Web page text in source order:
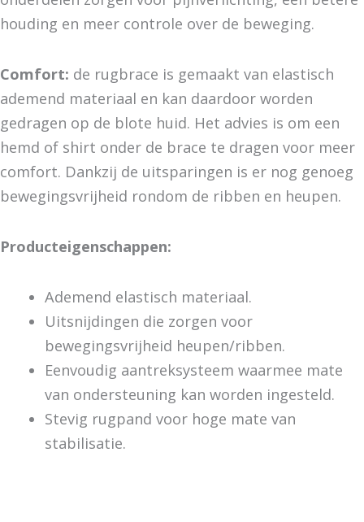
houding en meer controle over de beweging.
Comfort: de rugbrace is gemaakt van elastisch
ademend materiaal en kan daardoor worden
gedragen op de blote huid. Het advies is om een
hemd of shirt onder de brace te dragen voor meer
comfort. Dankzij de uitsparingen is er nog genoeg
bewegingsvrijheid rondom de ribben en heupen.
Producteigenschappen:
Ademend elastisch materiaal.
Uitsnijdingen die zorgen voor
bewegingsvrijheid heupen/ribben.
Eenvoudig aantreksysteem waarmee mate
van ondersteuning kan worden ingesteld.
Stevig rugpand voor hoge mate van
stabilisatie.